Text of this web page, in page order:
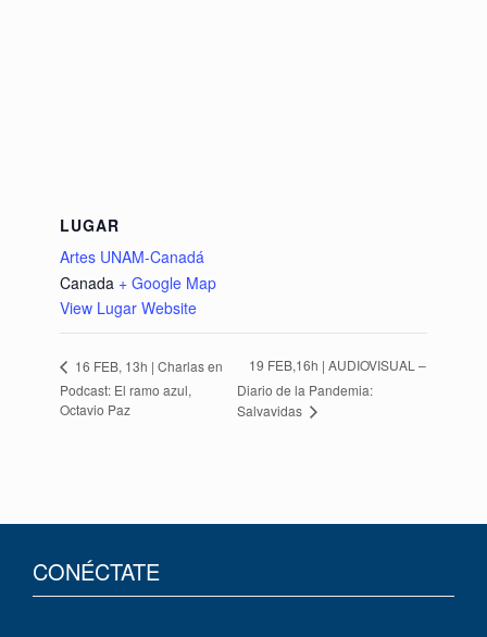
LUGAR
Artes UNAM-Canadá
Canada + Google Map
View Lugar Website
16 FEB, 13h | Charlas en
Podcast: El ramo azul,
Octavio Paz
19 FEB,16h | AUDIOVISUAL –
Diario de la Pandemia:
Salvavidas
CONÉCTATE